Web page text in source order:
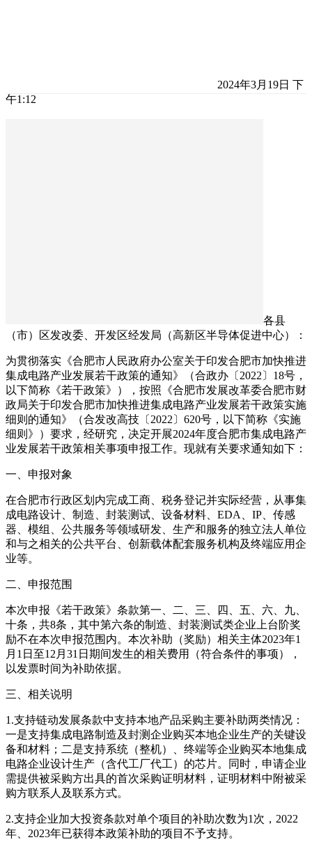
2024年3月19日 下
午1:12
各县
（市）区发改委、开发区经发局（高新区半导体促进中心）：
为贯彻落实《合肥市人民政府办公室关于印发合肥市加快推进
集成电路产业发展若干政策的通知》（合政办〔2022〕18号，
以下简称《若干政策》），按照《合肥市发展改革委合肥市财
政局关于印发合肥市加快推进集成电路产业发展若干政策实施
细则的通知》（合发改高技〔2022〕620号，以下简称《实施
细则》）要求，经研究，决定开展2024年度合肥市集成电路产
业发展若干政策相关事项申报工作。现就有关要求通知如下：
一、申报对象
在合肥市行政区划内完成工商、税务登记并实际经营，从事集
成电路设计、制造、封装测试、设备材料、EDA、IP、传感
器、模组、公共服务等领域研发、生产和服务的独立法人单位
和与之相关的公共平台、创新载体配套服务机构及终端应用企
业等。
二、申报范围
本次申报《若干政策》条款第一、二、三、四、五、六、九、
十条，共8条，其中第六条的制造、封装测试类企业上台阶奖
励不在本次申报范围内。本次补助（奖励）相关主体2023年1
月1日至12月31日期间发生的相关费用（符合条件的事项），
以发票时间为补助依据。
三、相关说明
1.支持链动发展条款中支持本地产品采购主要补助两类情况：
一是支持集成电路制造及封测企业购买本地企业生产的关键设
备和材料；二是支持系统（整机）、终端等企业购买本地集成
电路企业设计生产（含代工厂代工）的芯片。同时，申请企业
需提供被采购方出具的首次采购证明材料，证明材料中附被采
购方联系人及联系方式。
2.支持企业加大投资条款对单个项目的补助次数为1次，2022
年、2023年已获得本政策补助的项目不予支持。